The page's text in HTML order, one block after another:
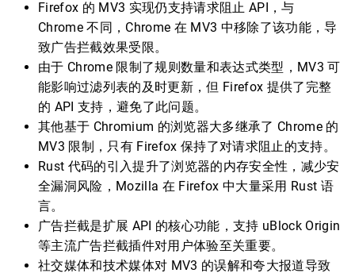
Firefox 的 MV3 实现仍支持请求阻止 API，与
Chrome 不同，Chrome 在 MV3 中移除了该功能，导
致广告拦截效果受限。
由于 Chrome 限制了规则数量和表达式类型，MV3 可
能影响过滤列表的及时更新，但 Firefox 提供了完整
的 API 支持，避免了此问题。
其他基于 Chromium 的浏览器大多继承了 Chrome 的
MV3 限制，只有 Firefox 保持了对请求阻止的支持。
Rust 代码的引入提升了浏览器的内存安全性，减少安
全漏洞风险，Mozilla 在 Firefox 中大量采用 Rust 语
言。
广告拦截是扩展 API 的核心功能，支持 uBlock Origin
等主流广告拦截插件对用户体验至关重要。
社交媒体和技术媒体对 MV3 的误解和夸大报道导致